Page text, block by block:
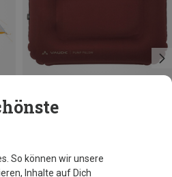
Vaude
Pump Kissen
So können wir unsere
Inhalte auf Dich